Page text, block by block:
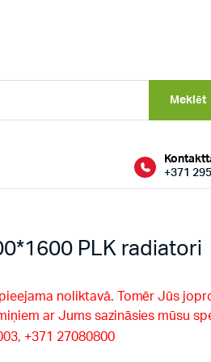
Meklēt
+371
PLK radiatori
noliktavā. Tomēr Jūs
ar Jums sazināsies mūsu
+371 27080800